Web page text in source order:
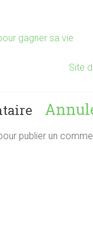
gagner sa vie
Site
publier un